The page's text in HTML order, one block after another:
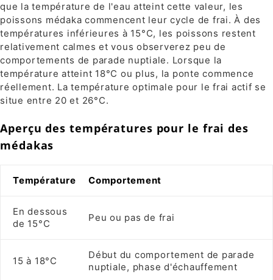
que la température de l'eau atteint cette valeur, les
poissons médaka commencent leur cycle de frai. À des
températures inférieures à 15°C, les poissons restent
relativement calmes et vous observerez peu de
comportements de parade nuptiale. Lorsque la
température atteint 18°C ​​ou plus, la ponte commence
réellement. La température optimale pour le frai actif se
situe entre 20 et 26°C.
Aperçu des températures pour le frai des
médakas
Température Comportement
En dessous
de 15°C
Peu ou pas de frai
15 à 18°C
Début du comportement de parade
nuptiale, phase d'échauffement